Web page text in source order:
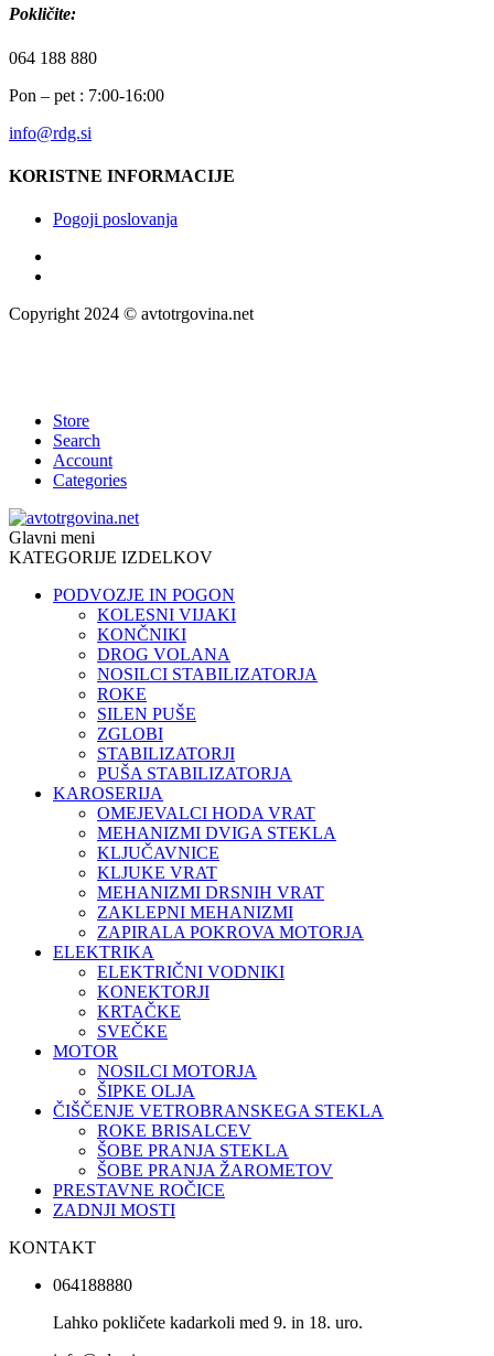
Pokličite:
064 188 880
Pon – pet : 7:00-16:00
info@rdg.si
KORISTNE INFORMACIJE
Pogoji poslovanja
Copyright 2024 © avtotrgovina.net
Store
Search
Account
Categories
Glavni meni
KATEGORIJE IZDELKOV
PODVOZJE IN POGON
KOLESNI VIJAKI
KONČNIKI
DROG VOLANA
NOSILCI STABILIZATORJA
ROKE
SILEN PUŠE
ZGLOBI
STABILIZATORJI
PUŠA STABILIZATORJA
KAROSERIJA
OMEJEVALCI HODA VRAT
MEHANIZMI DVIGA STEKLA
KLJUČAVNICE
KLJUKE VRAT
MEHANIZMI DRSNIH VRAT
ZAKLEPNI MEHANIZMI
ZAPIRALA POKROVA MOTORJA
ELEKTRIKA
ELEKTRIČNI VODNIKI
KONEKTORJI
KRTAČKE
SVEČKE
MOTOR
NOSILCI MOTORJA
ŠIPKE OLJA
ČIŠČENJE VETROBRANSKEGA STEKLA
ROKE BRISALCEV
ŠOBE PRANJA STEKLA
ŠOBE PRANJA ŽAROMETOV
PRESTAVNE ROČICE
ZADNJI MOSTI
KONTAKT
064188880
Lahko pokličete kadarkoli med 9. in 18. uro.